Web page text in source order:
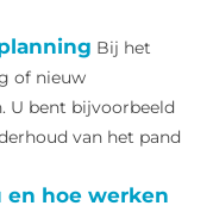
Bij het
of nieuw
U bent bijvoorbeeld
van het pand
en hoe werken